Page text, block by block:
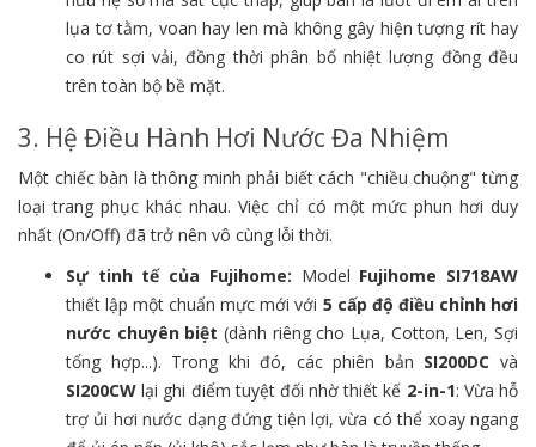
lụa tơ tằm, voan hay len mà không gây hiện tượng rít hay
co rút sợi vải, đồng thời phân bổ nhiệt lượng đồng đều
trên toàn bộ bề mặt.
3. Hệ Điều Hành Hơi Nước Đa Nhiệm
Một chiếc bàn là thông minh phải biết cách "chiều chuộng" từng
loại trang phục khác nhau. Việc chỉ có một mức phun hơi duy
nhất (On/Off) đã trở nên vô cùng lỗi thời.
Sự tinh tế của Fujihome: Model Fujihome SI718AW
thiết lập một chuẩn mực mới với 5 cấp độ điều chỉnh hơi
nước chuyên biệt (dành riêng cho Lụa, Cotton, Len, Sợi
tổng hợp...). Trong khi đó, các phiên bản SI200DC và
SI200CW lại ghi điểm tuyệt đối nhờ thiết kế 2-in-1: Vừa hỗ
trợ ủi hơi nước dạng đứng tiện lợi, vừa có thể xoay ngang